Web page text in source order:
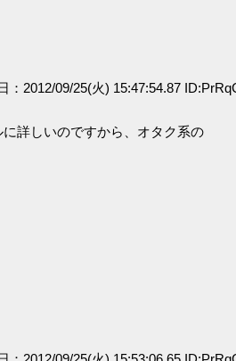
：2012/09/25(火) 15:47:54.87
詳しいのですから、オタク系の